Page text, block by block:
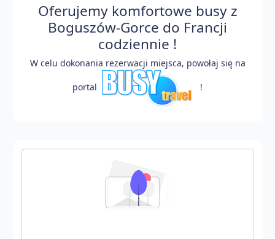
Oferujemy komfortowe busy z
Boguszów-Gorce do Francji
codziennie !
W celu dokonania rezerwacji miejsca, powołaj się na
portal !